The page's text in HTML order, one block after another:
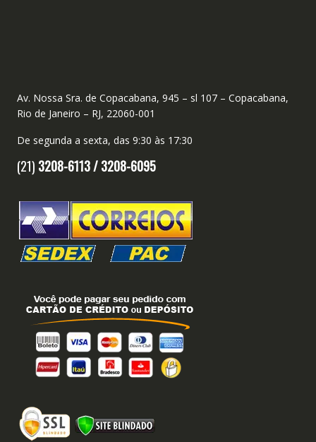
Av. Nossa Sra. de Copacabana, 945 – sl 107 – Copacabana,
Rio de Janeiro – RJ, 22060-001
De segunda a sexta, das 9:30 às 17:30
(21) 3208-6113 /3208-6095